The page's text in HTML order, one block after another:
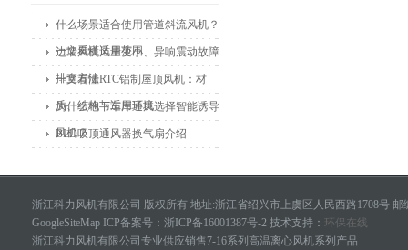
什么场景适合使用管道斜流风机？
一文看懂适用范围
边墙风机风量变小、异响震动故障
排查方法
一文看懂RTC铝制屋顶风机：材
质、结构与适用环境
为什么地下车库通风选择智能诱导
风机？
BLD吸顶通风器换气扇介绍
浙江科力风机有限公司 版权所有 地址:浙江省绍兴市上虞区人民西路1708号 邮
GoogleSiteMap ICP备案号： 浙ICP备16001387号-2 技术支持： 环保在线
浙江科力风机有限公司专业供应销售7-16系列高温离心风机系列产品